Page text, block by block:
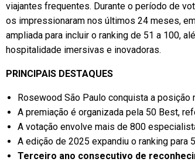
viajantes frequentes. Durante o período de
os impressionaram nos últimos 24 meses,
ampliada para incluir o ranking de 51 a 100,
hospitalidade imersivas e inovadoras.
PRINCIPAIS DESTAQUES
Rosewood São Paulo conquista a posição
A premiação é organizada pela 50 Best,
A votação envolve mais de 800
A edição de 2025 expandiu o ranking para
Terceiro ano consecutivo de